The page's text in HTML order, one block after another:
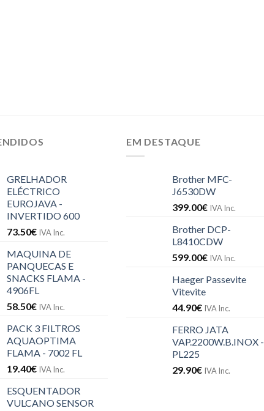
GRELHADOR
ELÉCTRICO
EUROJAVA -
INVERTIDO 600
73.50€ IVA Inc.
MAQUINA DE
PANQUECAS E
SNACKS FLAMA -
4906FL
58.50€ IVA Inc.
PACK 3 FILTROS
AQUAOPTIMA
FLAMA - 7002 FL
19.40€ IVA Inc.
ESQUENTADOR
VULCANO SENSOR
EM DESTAQUE
Brother MFC-
J6530DW
399.00€ IVA Inc.
Brother DCP-
L8410CDW
599.00€ IVA Inc.
Haeger Passevite
Vitevite
44.90€ IVA Inc.
FERRO JATA
VAP.2200W.B.INOX -
PL225
29.90€ IVA Inc.